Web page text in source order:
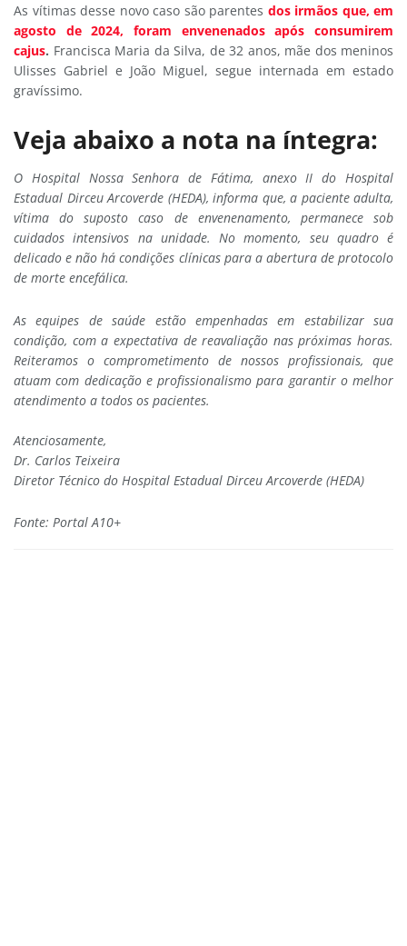
As vítimas desse novo caso são parentes dos irmãos que, em
agosto de 2024, foram envenenados após consumirem
cajus. Francisca Maria da Silva, de 32 anos, mãe dos meninos
Ulisses Gabriel e João Miguel, segue internada em estado
gravíssimo.
Veja abaixo a nota na íntegra:
O Hospital Nossa Senhora de Fátima, anexo II do Hospital
Estadual Dirceu Arcoverde (HEDA), informa que, a paciente adulta,
vítima do suposto caso de envenenamento, permanece sob
cuidados intensivos na unidade. No momento, seu quadro é
delicado e não há condições clínicas para a abertura de protocolo
de morte encefálica.
As equipes de saúde estão empenhadas em estabilizar sua
condição, com a expectativa de reavaliação nas próximas horas.
Reiteramos o comprometimento de nossos profissionais, que
atuam com dedicação e profissionalismo para garantir o melhor
atendimento a todos os pacientes.
Atenciosamente,
Dr. Carlos Teixeira
Diretor Técnico do Hospital Estadual Dirceu Arcoverde (HEDA)
Fonte: Portal A10+